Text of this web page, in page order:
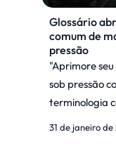
Glossário
comum de
pressão
"Aprimore
sob pressão
terminologia
31 de janeiro de